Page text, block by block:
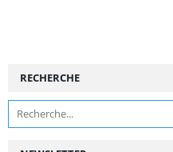
RECHERCHE